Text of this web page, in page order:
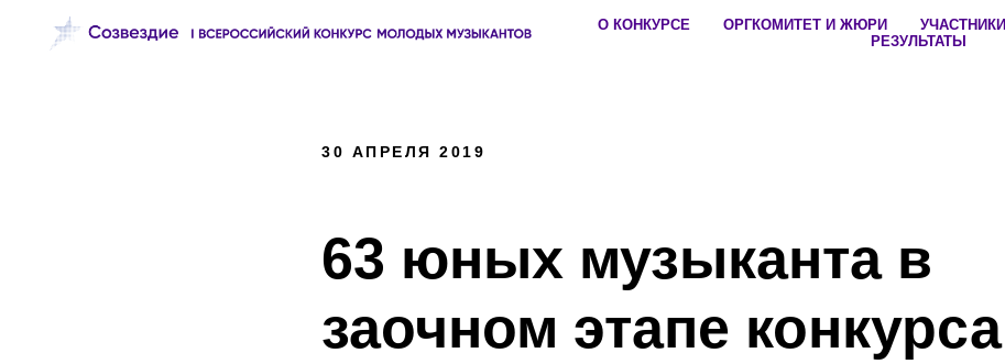
О КОНКУРСЕ ОРГКОМИТЕТ И ЖЮРИ УЧАСТНИКИ
РЕЗУЛЬТАТЫ
30 АПРЕЛЯ 2019
63 юных музыканта в
заочном этапе конкурса